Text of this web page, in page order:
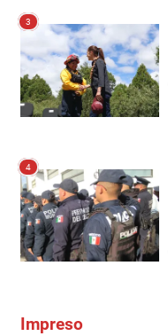
3
4
Impreso